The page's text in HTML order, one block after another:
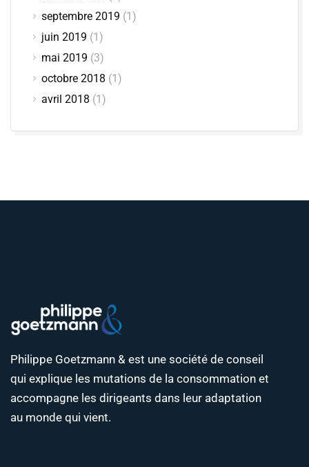
septembre 2019 (1)
juin 2019 (1)
mai 2019 (3)
octobre 2018 (1)
avril 2018 (1)
Philippe Goetzmann & est une société de conseil
qui explique les mutations de la consommation et
accompagne les dirigeants dans leur adaptation
au monde qui vient.